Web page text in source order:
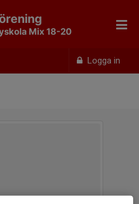
Logga in
Mix 18-20